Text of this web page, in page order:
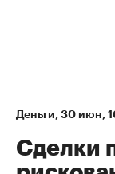
Деньги⁠, 30 июн,
Сделки